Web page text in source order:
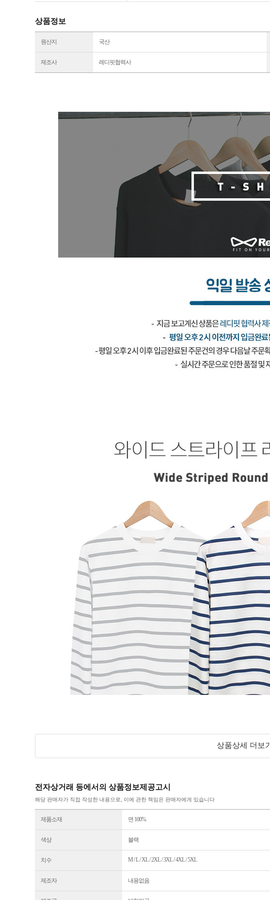
상품정보
원산지 국산
제조사 레디핏협력사
상품상세 더보기
전자상거래 등에서의 상품정보제공고시
해당 판매자가 직접 작성한 내용으로, 이에 관한 책임은 판매자에게 있습니다
제품소재 면 100%
색상 블랙
치수 M / L / XL / 2XL / 3XL / 4XL / 5XL
제조자 내용없음